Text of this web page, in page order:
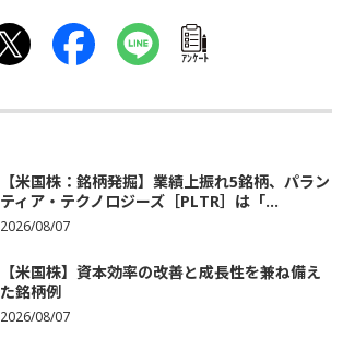
ｱﾝｹｰﾄ
【米国株：銘柄発掘】業績上振れ5銘柄、パラン
ティア・テクノロジーズ［PLTR］は「...
2026/08/07
【米国株】資本効率の改善と成長性を兼ね備え
た銘柄例
2026/08/07